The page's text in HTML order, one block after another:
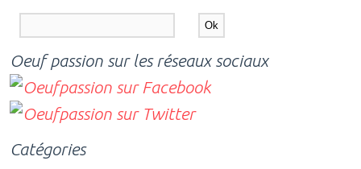
Oeuf passion sur les réseaux sociaux
Catégories